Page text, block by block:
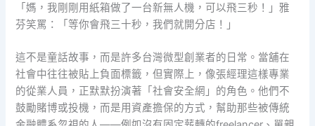
「媽，我剛剛用紙箱做了一台新無人機，可以飛三秒！」雅
芬笑罵：「等你會飛三十秒，我們就開分店！」
這不是童話故事，而是許多台灣微型創業者的日常。當舖在
社會中往往被貼上負面標籤，但實際上，像張經理這樣專業
的從業人員，正默默扮演著「社會安全網」的角色。他們不
鼓勵賭博或投機，而是用資產擔保的方式，幫助那些被傳統